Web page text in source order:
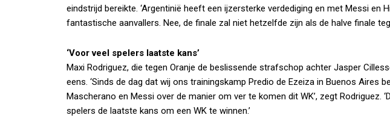
eindstrijd bereikte. ‘Argentinië heeft een ijzersterke verdediging en met Messi en
fantastische aanvallers. Nee, de finale zal niet hetzelfde zijn als de halve finale
‘Voor veel spelers laatste kans’
Maxi Rodriguez, die tegen Oranje de beslissende strafschop achter Jasper
eens. ‘Sinds de dag dat wij ons trainingskamp Predio de Ezeiza in Buenos Aires
Mascherano en Messi over de manier om ver te komen dit WK’, zegt Rodriguez.
spelers de laatste kans om een WK te winnen.’